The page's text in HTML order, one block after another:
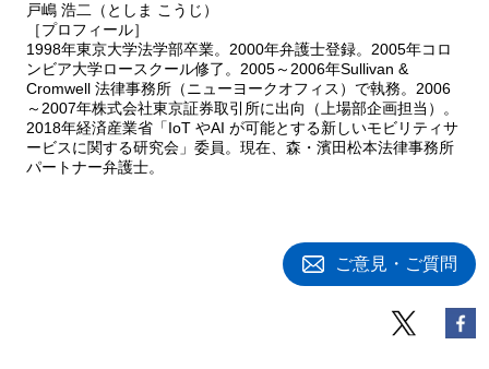
戸嶋 浩二（としま こうじ）
［プロフィール］
1998年東京大学法学部卒業。2000年弁護士登録。2005年コロ
ンビア大学ロースクール修了。2005～2006年Sullivan &
Cromwell 法律事務所（ニューヨークオフィス）で執務。2006
～2007年株式会社東京証券取引所に出向（上場部企画担当）。
2018年経済産業省「IoT やAI が可能とする新しいモビリティサ
ービスに関する研究会」委員。現在、森・濱田松本法律事務所
パートナー弁護士。
ご意見・ご質問